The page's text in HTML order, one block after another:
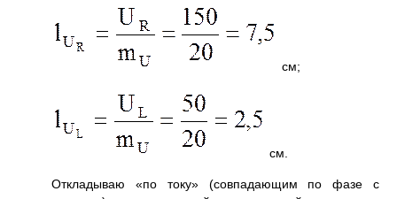
см;
см.
Откладываю «по току» (совпадающим по фазе с